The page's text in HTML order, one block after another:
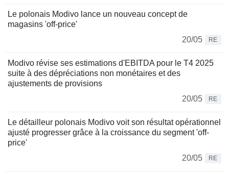
Le polonais Modivo lance un nouveau concept de
magasins 'off-price'
20/05
RE
Modivo révise ses estimations d'EBITDA pour le T4 2025
suite à des dépréciations non monétaires et des
ajustements de provisions
20/05
RE
Le détailleur polonais Modivo voit son résultat opérationnel
ajusté progresser grâce à la croissance du segment 'off-
price'
20/05
RE